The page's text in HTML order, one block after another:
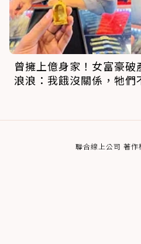
曾擁上億身家！女富豪
浪浪：我餓沒關係，牠們
聯合線上公司 著